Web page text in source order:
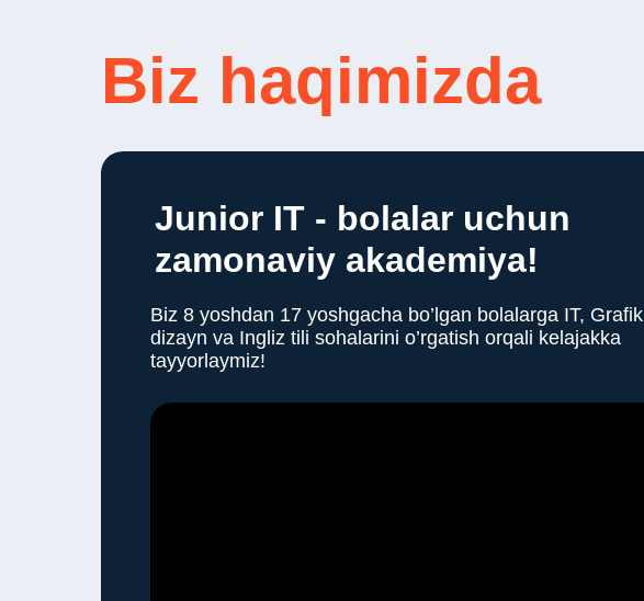
Biz haqimizda
Biz 8 yoshdan 17 yoshgacha bo’lgan bolalarga IT, Grafik
dizayn va Ingliz tili sohalarini o’rgatish orqali kelajakka
tayyorlaymiz!
Junior IT - bolalar uchun
zamonaviy akademiya!